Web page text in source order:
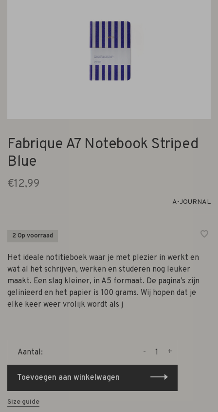
Fabrique A7 Notebook Striped
Blue
€12,99
A-JOURNAL
2 Op voorraad
Het ideale notitieboek waar je met plezier in werkt en
wat al het schrijven, werken en studeren nog leuker
maakt. Een slag kleiner, in A5 formaat. De pagina’s zijn
gelinieerd en het papier is 100 grams. Wij hopen dat je
elke keer weer vrolijk wordt als j
Aantal: +
-
Toevoegen aan winkelwagen
Size guide